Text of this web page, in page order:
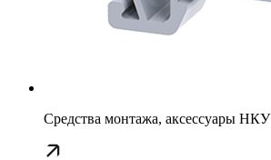
Средства монтажа, аксессуары НКУ